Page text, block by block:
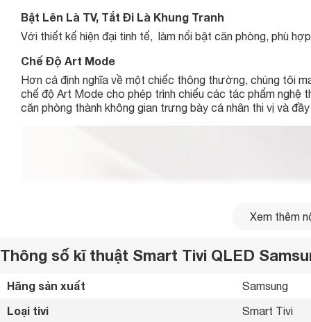
Bật Lên Là TV, Tắt Đi Là Khung Tranh
Với thiết kế hiện đại tinh tế, làm nổi bật căn phòng, phù
Chế Độ Art Mode
Hơn cả định nghĩa về một chiếc thông thường, chúng tôi
chế độ Art Mode cho phép trình chiếu các tác phẩm nghệ
căn phòng thành không gian trưng bày cá nhân thi vị và
Xem thêm
Thông số kĩ thuật Smart Tivi QLED
Hãng sản xuất Samsung
Loại tivi Smart Tivi